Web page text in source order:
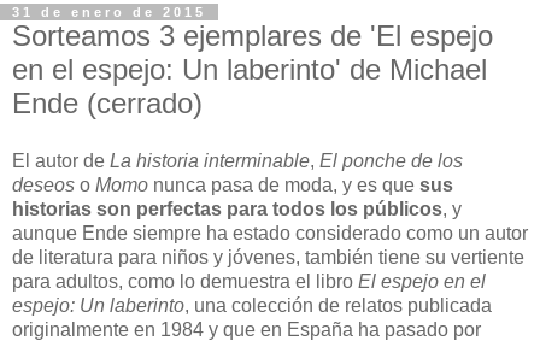
31 de enero de 2015
Sorteamos 3 ejemplares de 'El espejo
en el espejo: Un laberinto' de Michael
Ende (cerrado)
El autor de La historia interminable, El ponche de los
deseos o Momo nunca pasa de moda, y es que sus
historias son perfectas para todos los públicos, y
aunque Ende siempre ha estado considerado como un autor
de literatura para niños y jóvenes, también tiene su vertiente
para adultos, como lo demuestra el libro El espejo en el
espejo: Un laberinto, una colección de relatos publicada
originalmente en 1984 y que en España ha pasado por